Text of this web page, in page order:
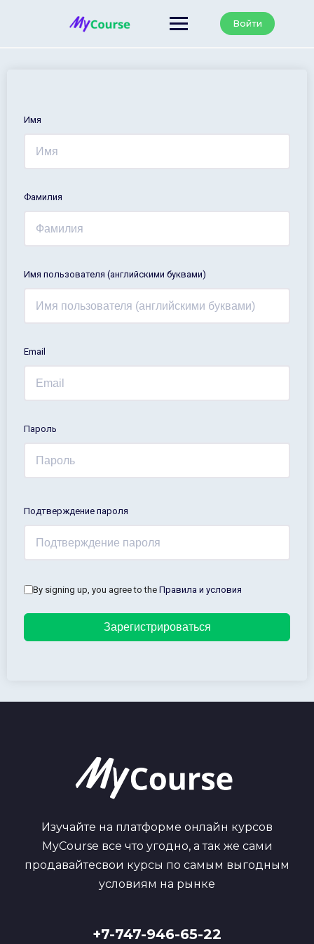
Войти
Имя
Фамилия
Имя пользователя (английскими буквами)
Email
Пароль
Подтверждение пароля
By signing up, you agree to the Правила и условия
Зарегистрироваться
Изучайте на платформе онлайн курсов
MyCourse все что угодно, а так же сами
продавайтесвои курсы по самым выгодным
условиям на рынке
+7-747-946-65-22